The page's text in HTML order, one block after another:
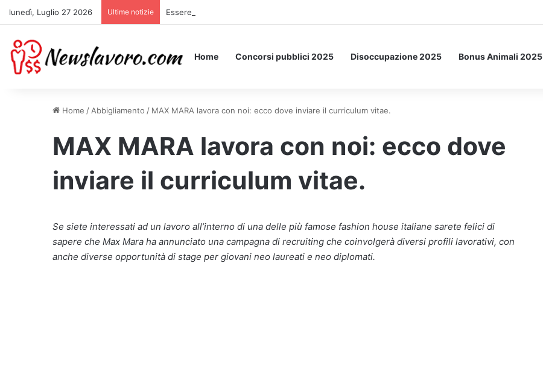
lunedì, Luglio 27 2026 Ultime notizie Essere Pagati per Stare a Letto: ecco l’esperimento spaziale.
Home Concorsi pubblici 2025 Disoccupazione 2025 Bonus Animali 2025
Home / Abbigliamento / MAX MARA lavora con noi: ecco dove inviare il curriculum vitae.
MAX MARA lavora con noi: ecco dove
inviare il curriculum vitae.
Se siete interessati ad un lavoro all’interno di una delle più famose fashion house italiane sarete felici di
sapere che Max Mara ha annunciato una campagna di recruiting che coinvolgerà diversi profili lavorativi, con
anche diverse opportunità di stage per giovani neo laureati e neo diplomati.